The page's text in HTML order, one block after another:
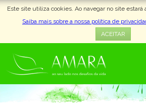
Este site utiliza cookies. Ao navegar no site estará
Saiba mais sobre a nossa política de
ACEITAR